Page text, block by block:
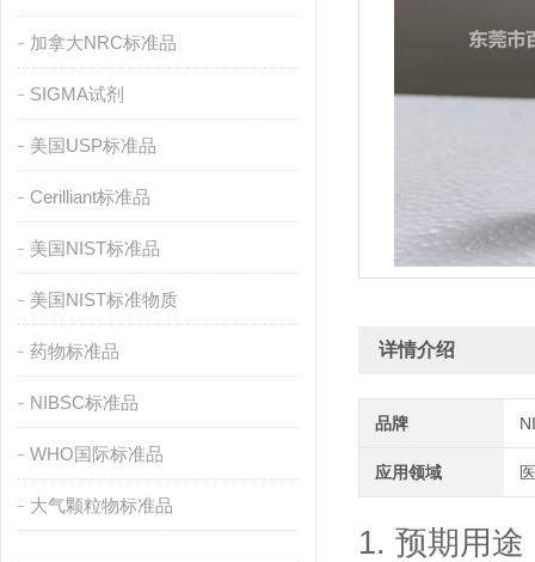
加拿大NRC标准品
SIGMA试剂
美国USP标准品
Cerilliant标准品
美国NIST标准品
美国NIST标准物质
药物标准品
NIBSC标准品
WHO国际标准品
大气颗粒物标准品
详情介绍
品牌
应用领域
1. 预期用途